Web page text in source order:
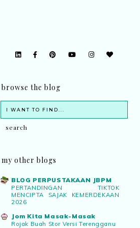
browse the blog
my other blogs
BLOG PERPUSTAKAAN JBPM
PERTANDINGAN TIKTOK
MENCIPTA SAJAK KEMERDEKAAN
2026
Jom Kita Masak-Masak
Rojak Buah Stor Versi Terengganu